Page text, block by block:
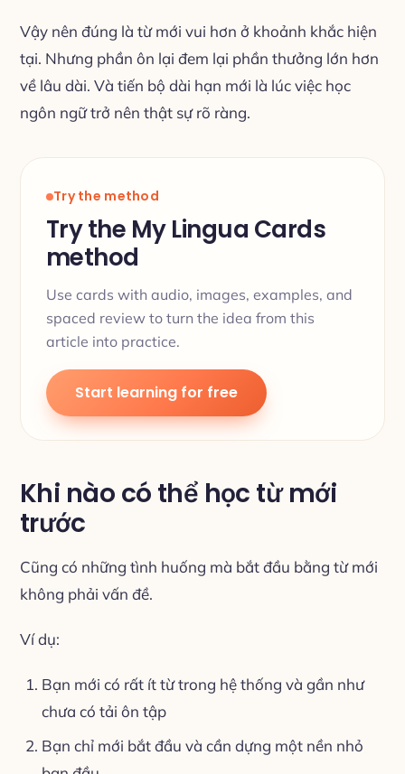
Vậy nên đúng là từ mới vui hơn ở khoảnh khắc hiện
tại. Nhưng phần ôn lại đem lại phần thưởng lớn hơn
về lâu dài. Và tiến bộ dài hạn mới là lúc việc học
ngôn ngữ trở nên thật sự rõ ràng.
Try the method
Try the My Lingua Cards
method
Use cards with audio, images, examples, and
spaced review to turn the idea from this
article into practice.
Start learning for free
Khi nào có thể học từ mới
trước
Cũng có những tình huống mà bắt đầu bằng từ mới
không phải vấn đề.
Ví dụ:
Bạn mới có rất ít từ trong hệ thống và gần như
chưa có tải ôn tập
Bạn chỉ mới bắt đầu và cần dựng một nền nhỏ